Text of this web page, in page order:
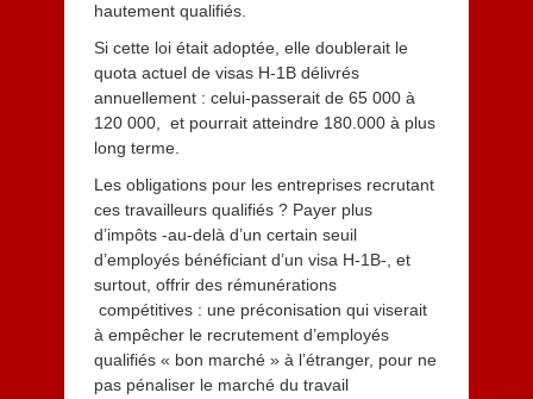
hautement qualifiés.
Si cette loi était adoptée, elle doublerait le
quota actuel de visas H-1B délivrés
annuellement : celui-passerait de 65 000 à
120 000, et pourrait atteindre 180.000 à plus
long terme.
Les obligations pour les entreprises recrutant
ces travailleurs qualifiés ? Payer plus
d’impôts -au-delà d’un certain seuil
d’employés bénéficiant d’un visa H-1B-, et
surtout, offrir des rémunérations
compétitives : une préconisation qui viserait
à empêcher le recrutement d’employés
qualifiés « bon marché » à l’étranger, pour ne
pas pénaliser le marché du travail